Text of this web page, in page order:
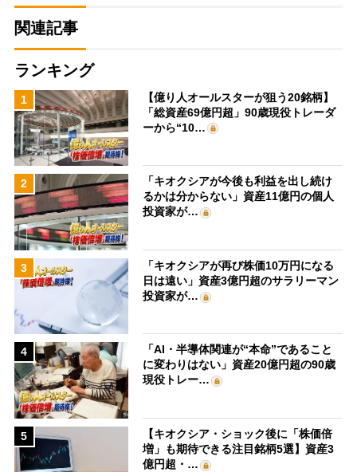
関連記事
ランキング
1
【億り人オールスターが狙う20銘柄】
「総資産69億円超」90歳現役トレーダ
ーから“10…
2
「キオクシアが今後も利益を出し続け
るかは分からない」資産11億円の個人
投資家が…
3
「キオクシアが再び株価10万円になる
日は遠い」資産3億円超のサラリーマン
投資家が…
4
「AI・半導体関連が“本命”であること
に変わりはない」資産20億円超の90歳
現役トレー…
5
【キオクシア・ショック後に「株価倍
増」も期待できる注目銘柄5選】資産3
億円超・…